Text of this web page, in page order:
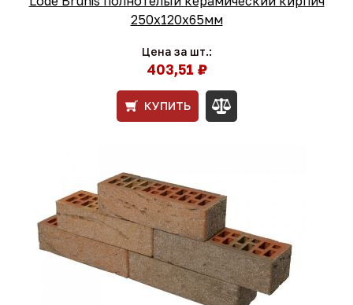
250x120x65мм
Цена за шт.:
403,51 ₽
КУПИТЬ